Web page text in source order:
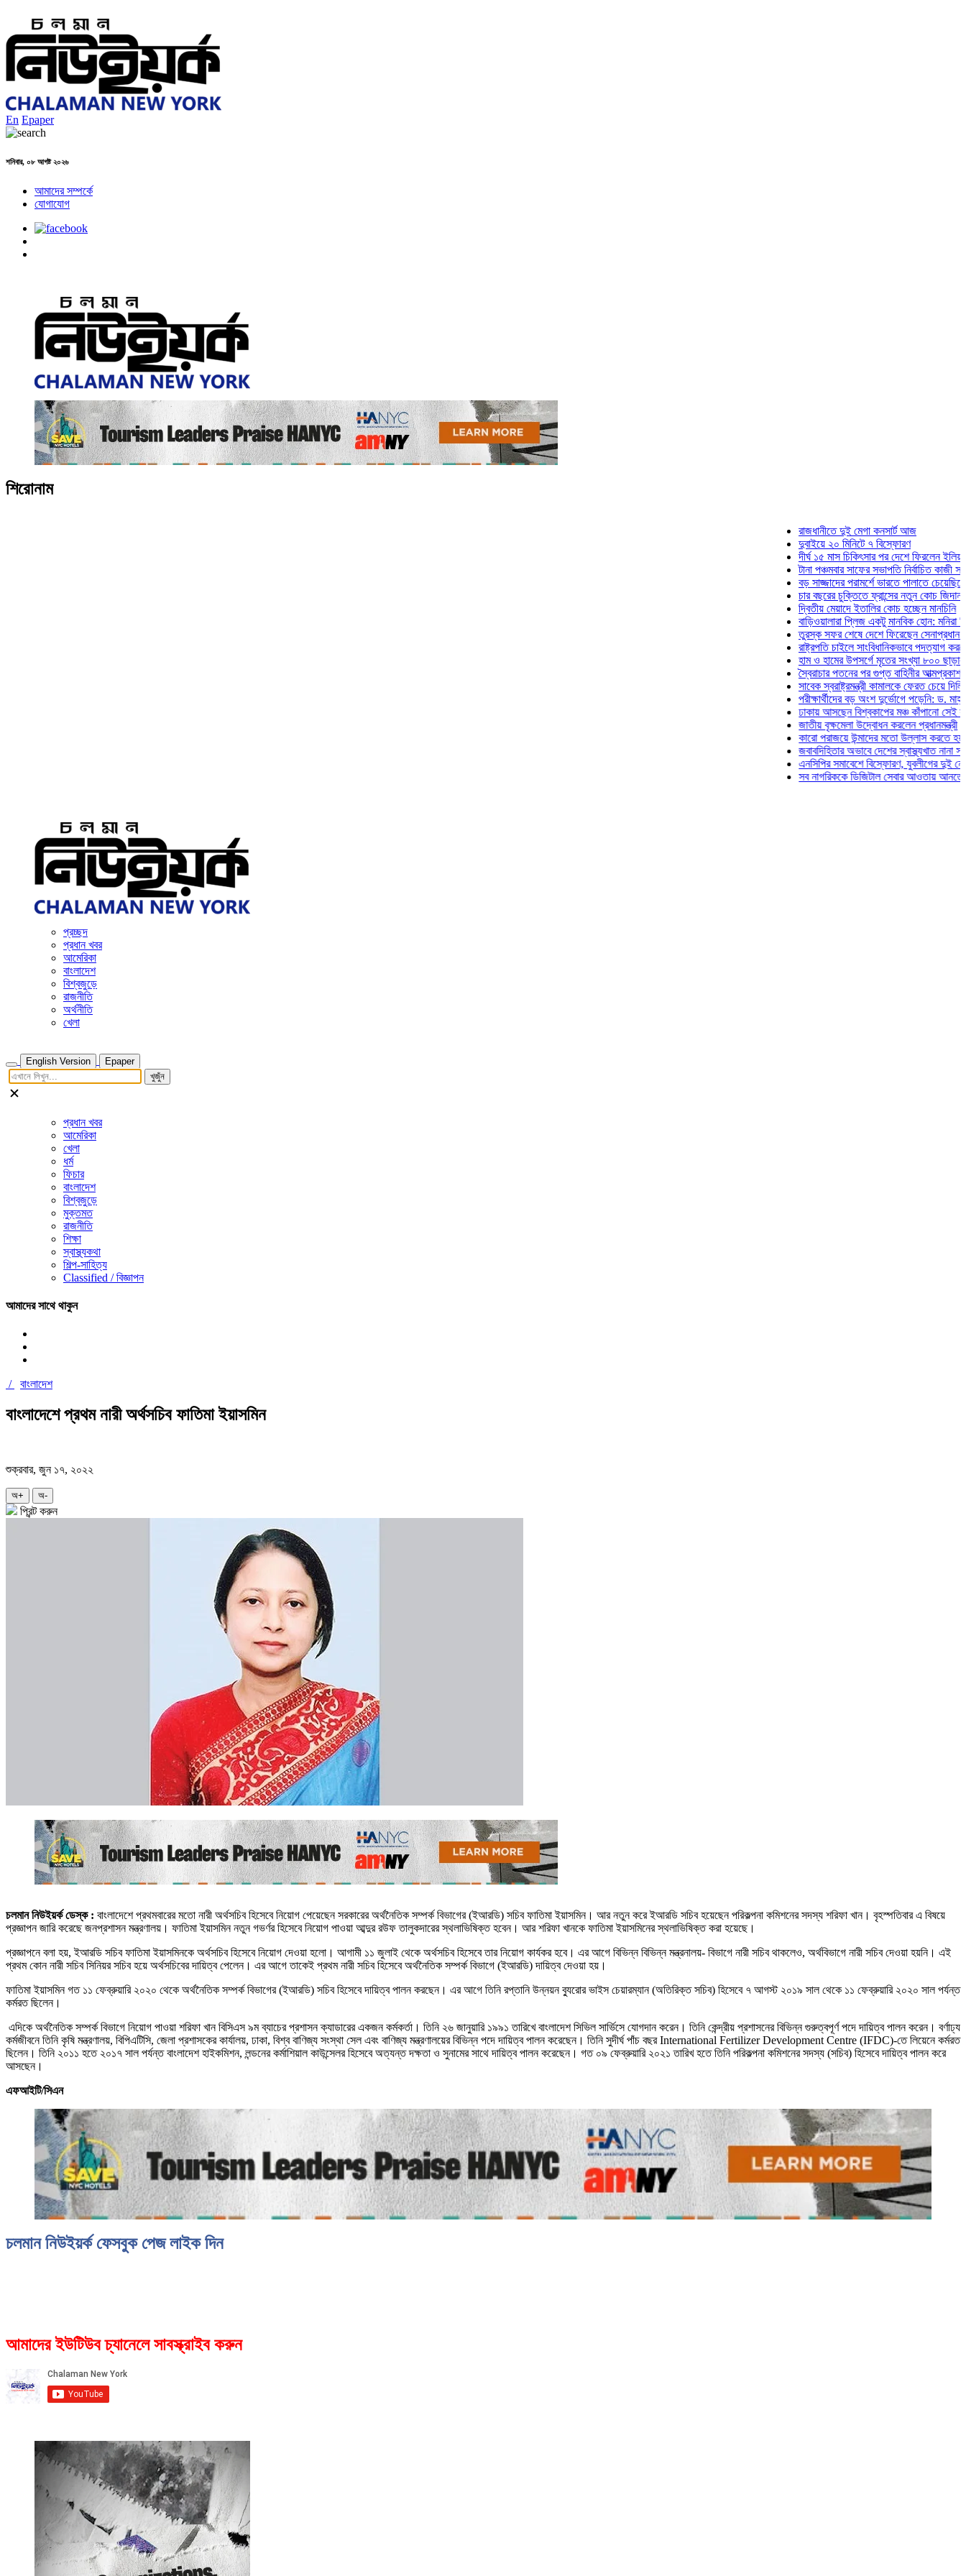
En Epaper
শনিবার, ০৮ আগষ্ট ২০২৬
আমাদের সম্পর্কে
যোগাযোগ
শিরোনাম
রাজধানীতে দুই মেগা কনসার্ট আজ
দুবাইয়ে ২০ মিনিটে ৭ বিস্ফোরণ
দীর্ঘ ১৫ মাস চিকিৎসার পর দেশে ফিরলেন ইলিয়াস কাঞ্চন
টানা পঞ্চমবার সাফের সভাপতি নির্বাচিত কাজী
বড় সাজ্জাদের পরামর্শে ভারতে পালাতে চেয়েছিলেন
চার বছরের চুক্তিতে ফ্রান্সের নতুন কোচ জিদান
দ্বিতীয় মেয়াদে ইতালির কোচ হচ্ছেন মানচিনি
বাড়িওয়ালারা প্লিজ একটু মানবিক হোন: মনিরা মিঠু
তুরস্ক সফর শেষে দেশে ফিরেছেন সেনাপ্রধান
রাষ্ট্রপতি চাইলে সাংবিধানিকভাবে পদত্যাগ করতে পারেন:
হাম ও হামের উপসর্গে মৃতের সংখ্যা ৮০০ ছাড়াল
স্বৈরাচার পতনের পর গুপ্ত বাহিনীর আত্মপ্রকাশ:
সাবেক স্বরাষ্ট্রমন্ত্রী কামালকে ফেরত চেয়ে দিল্লিকে
পরীক্ষার্থীদের বড় অংশ দুর্ভোগে পড়েনি: ড. মাহ্‌দী আমিন
ঢাকায় আসছেন বিশ্বকাপের মঞ্চ কাঁপানো সেই সঞ্জয় দেব
জাতীয় বৃক্ষমেলা উদ্বোধন করলেন প্রধানমন্ত্রী
কারো পরাজয়ে উন্মাদের মতো উল্লাস করতে হয় না:
জবাবদিহিতার অভাবে দেশের স্বাস্থ্যখাত নানা সংকটে
এনসিপির সমাবেশে বিস্ফোরণ, যুবলীগের দুই নেতাকর্মী
সব নাগরিককে ডিজিটাল সেবার আওতায় আনতে হবে:
প্রচ্ছদ
প্রধান খবর
আমেরিকা
বাংলাদেশ
বিশ্বজুড়ে
রাজনীতি
অর্থনীতি
খেলা
English Version
Epaper
খুজুঁন
প্রধান খবর
আমেরিকা
খেলা
ধর্ম
ফিচার
বাংলাদেশ
বিশ্বজুড়ে
মুক্তমত
রাজনীতি
শিক্ষা
স্বাস্থ্যকথা
শিল্প-সাহিত্য
Classified / বিজ্ঞাপন
আমাদের সাথে থাকুন
/ বাংলাদেশ
বাংলাদেশে প্রথম নারী অর্থসচিব ফাতিমা ইয়াসমিন
শুক্রবার, জুন ১৭, ২০২২
অ+ অ-
প্রিন্ট করুন
চলমান নিউইয়র্ক ডেস্ক : বাংলাদেশে প্রথমবারের মতো নারী অর্থসচিব হিসেবে নিয়োগ পেয়েছেন সরকারের অর্থনৈতিক সম্পর্ক বিভাগের (ইআরডি) সচিব ফাতিমা ইয়াসমিন। আর নতুন করে ইআরডি সচিব হয়েছেন পরিকল্পনা কমিশনের সদস্য শরিফা খান। বৃহস্পতিবার এ বিষয়ে
প্রজ্ঞাপন জারি করেছে জনপ্রশাসন মন্ত্রণালয়। ফাতিমা ইয়াসমিন নতুন গভর্ণর হিসেবে নিয়োগ পাওয়া আব্দুর রউফ তালুকদারের স্থলাভিষিক্ত হবেন। আর শরিফা খানকে ফাতিমা ইয়াসমিনের স্থলাভিষিক্ত করা হয়েছে।
প্রজ্ঞাপনে বলা হয়, ইআরডি সচিব ফাতিমা ইয়াসমিনকে অর্থসচিব হিসেবে নিয়োগ দেওয়া হলো। আগামী ১১ জুলাই থেকে অর্থসচিব হিসেবে তার নিয়োগ কার্যকর হবে। এর আগে বিভিন্ন বিভিন্ন মন্ত্রনালয়- বিভাগে নারী সচিব থাকলেও, অর্থবিভাগে নারী সচিব দেওয়া হয়নি। এই
প্রথম কোন নারী সচিব সিনিয়র সচিব হয়ে অর্থসচিবের দায়িত্ব পেলেন। এর আগে তাকেই প্রথম নারী সচিব হিসেবে অর্থনৈতিক সম্পর্ক বিভাগে (ইআরডি) দায়িত্ব দেওয়া হয়।
ফাতিমা ইয়াসমিন গত ১১ ফেব্রুয়ারি ২০২০ থেকে অর্থনৈতিক সম্পর্ক বিভাগের (ইআরডি) সচিব হিসেবে দায়িত্ব পালন করছেন। এর আগে তিনি রপ্তানি উন্নয়ন ব্যুরোর ভাইস চেয়ারম্যান (অতিরিক্ত সচিব) হিসেবে ৭ আগস্ট ২০১৯ সাল থেকে ১১ ফেব্রুয়ারি ২০২০ সাল পর্যন্ত
কর্মরত ছিলেন।
এদিকে অর্থনৈতিক সম্পর্ক বিভাগে নিয়োগ পাওয়া শরিফা খান বিসিএস ৯ম ব্যাচের প্রশাসন ক্যাডারের একজন কর্মকর্তা। তিনি ২৬ জানুয়ারি ১৯৯১ তারিখে বাংলাদেশ সিভিল সার্ভিসে যোগদান করেন। তিনি কেন্দ্রীয় প্রশাসনের বিভিন্ন গুরুত্বপূর্ণ পদে দায়িত্ব পালন করেন। বর্ণাঢ্য
কর্মজীবনে তিনি কৃষি মন্ত্রণালয়, বিপিএটিসি, জেলা প্রশাসকের কার্যালয়, ঢাকা, বিশ্ব বাণিজ্য সংস্থা সেল এবং বাণিজ্য মন্ত্রণালয়ের বিভিন্ন পদে দায়িত্ব পালন করেছেন। তিনি সুদীর্ঘ পাঁচ বছর International Fertilizer Development Centre (IFDC)-তে লিয়েনে কর্মরত
ছিলেন। তিনি ২০১১ হতে ২০১৭ সাল পর্যন্ত বাংলাদেশ হাইকমিশন, লন্ডনের কর্মাশিয়াল কাউন্সেলর হিসেবে অত্যন্ত দক্ষতা ও সুনামের সাথে দায়িত্ব পালন করেছেন। গত ০৯ ফেব্রুয়ারি ২০২১ তারিখ হতে তিনি পরিকল্পনা কমিশনের সদস্য (সচিব) হিসেবে দায়িত্ব পালন করে
আসছেন।
এফআইটি/সিএন
চলমান নিউইয়র্ক ফেসবুক পেজ লাইক দিন
আমাদের ইউটিউব চ্যানেলে সাবস্ক্রাইব করুন